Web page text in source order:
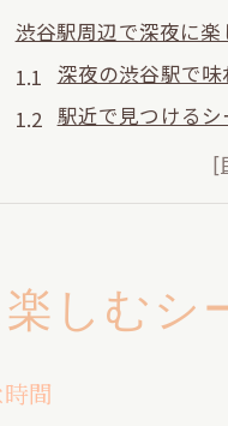
渋谷駅周辺で深夜に
深夜の渋谷駅で
駅近で見つける
終電後も安心な
シーシャ初心者
プライベート空間が
神泉エリアで叶
しむシ
間